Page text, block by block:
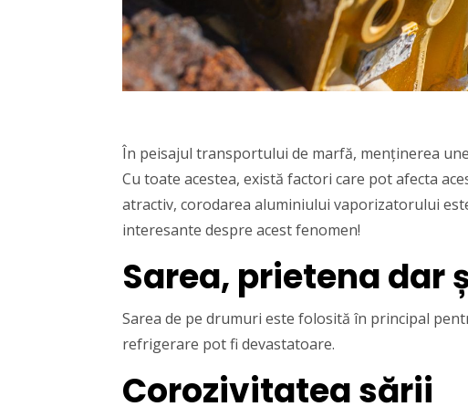
În peisajul transportului de marfă, menținerea
Cu toate acestea, există factori care pot afecta
atractiv, corodarea aluminiului vaporizatorului
interesante despre acest fenomen!
Sarea, prietena dar
Sarea de pe drumuri este folosită în principal
refrigerare pot fi devastatoare.
Corozivitatea sării